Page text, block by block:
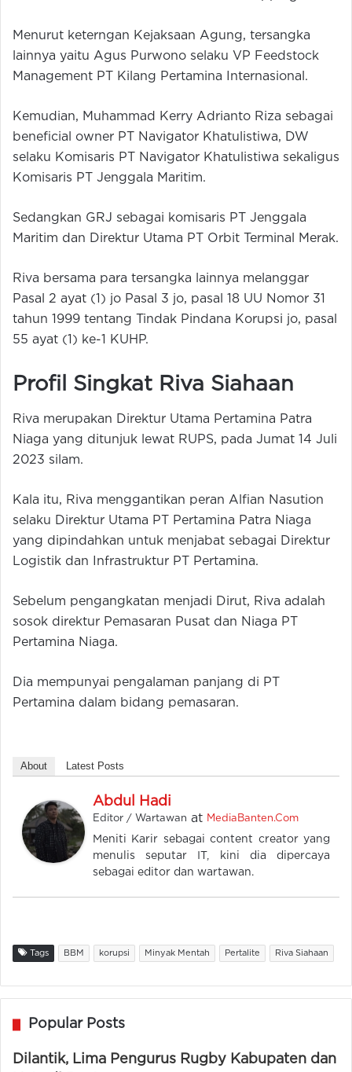
Menurut keterngan Kejaksaan Agung, tersangka
lainnya yaitu Agus Purwono selaku VP Feedstock
Management PT Kilang Pertamina Internasional.
Kemudian, Muhammad Kerry Adrianto Riza sebagai
beneficial owner PT Navigator Khatulistiwa, DW
selaku Komisaris PT Navigator Khatulistiwa sekaligus
Komisaris PT Jenggala Maritim.
Sedangkan GRJ sebagai komisaris PT Jenggala
Maritim dan Direktur Utama PT Orbit Terminal Merak.
Riva bersama para tersangka lainnya melanggar
Pasal 2 ayat (1) jo Pasal 3 jo, pasal 18 UU Nomor 31
tahun 1999 tentang Tindak Pindana Korupsi jo, pasal
55 ayat (1) ke-1 KUHP.
Profil Singkat Riva Siahaan
Riva merupakan Direktur Utama Pertamina Patra
Niaga yang ditunjuk lewat RUPS, pada Jumat 14 Juli
2023 silam.
Kala itu, Riva menggantikan peran Alfian Nasution
selaku Direktur Utama PT Pertamina Patra Niaga
yang dipindahkan untuk menjabat sebagai Direktur
Logistik dan Infrastruktur PT Pertamina.
Sebelum pengangkatan menjadi Dirut, Riva adalah
sosok direktur Pemasaran Pusat dan Niaga PT
Pertamina Niaga.
Dia mempunyai pengalaman panjang di PT
Pertamina dalam bidang pemasaran.
About Latest Posts
Abdul Hadi
Editor / Wartawan at MediaBanten.Com
Meniti Karir sebagai content creator yang
menulis seputar IT, kini dia dipercaya
sebagai editor dan wartawan.
Tags BBM korupsi Minyak Mentah Pertalite Riva Siahaan
Popular Posts
Dilantik, Lima Pengurus Rugby Kabupaten dan